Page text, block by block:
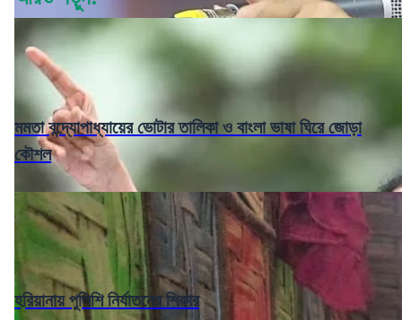
মমতা বন্দ্যোপাধ্যায়ের ভোটার তালিকা ও বাংলা ভাষা ঘিরে জোড়া
কৌশল
হরিয়ানায় পুলিশি নির্যাতনের শিকার